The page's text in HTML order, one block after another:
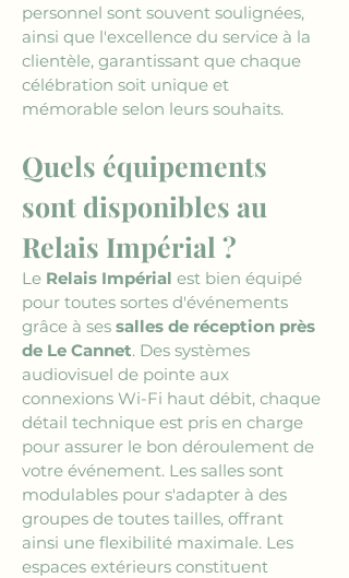
personnel sont souvent soulignées,
ainsi que l'excellence du service à la
clientèle, garantissant que chaque
célébration soit unique et
mémorable selon leurs souhaits.
Quels équipements
sont disponibles au
Relais Impérial ?
Le Relais Impérial est bien équipé
pour toutes sortes d'événements
grâce à ses salles de réception près
de Le Cannet. Des systèmes
audiovisuel de pointe aux
connexions Wi-Fi haut débit, chaque
détail technique est pris en charge
pour assurer le bon déroulement de
votre événement. Les salles sont
modulables pour s'adapter à des
groupes de toutes tailles, offrant
ainsi une flexibilité maximale. Les
espaces extérieurs constituent